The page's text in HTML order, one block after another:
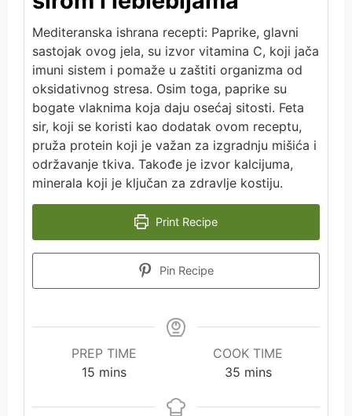
Mediteranska ishrana recepti: Paprike, glavni
sastojak ovog jela, su izvor vitamina C, koji jača
imuni sistem i pomaže u zaštiti organizma od
oksidativnog stresa. Osim toga, paprike su
bogate vlaknima koja daju osećaj sitosti. Feta
sir, koji se koristi kao dodatak ovom receptu,
pruža protein koji je važan za izgradnju mišića i
održavanje tkiva. Takođe je izvor kalcijuma,
minerala koji je ključan za zdravlje kostiju.
Print Recipe
Pin Recipe
PREP TIME
15 minutes
mins
COOK TIME
35minutes
mins